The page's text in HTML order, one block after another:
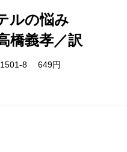
ルの悩み
橋義孝／訳
8 649円